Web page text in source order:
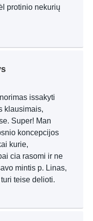
protinio nekurių
issakyti
klausimais,
Super! Man
koncepcijos
kurie,
cia rasomi ir ne
mintis p. Linas,
teise delioti.